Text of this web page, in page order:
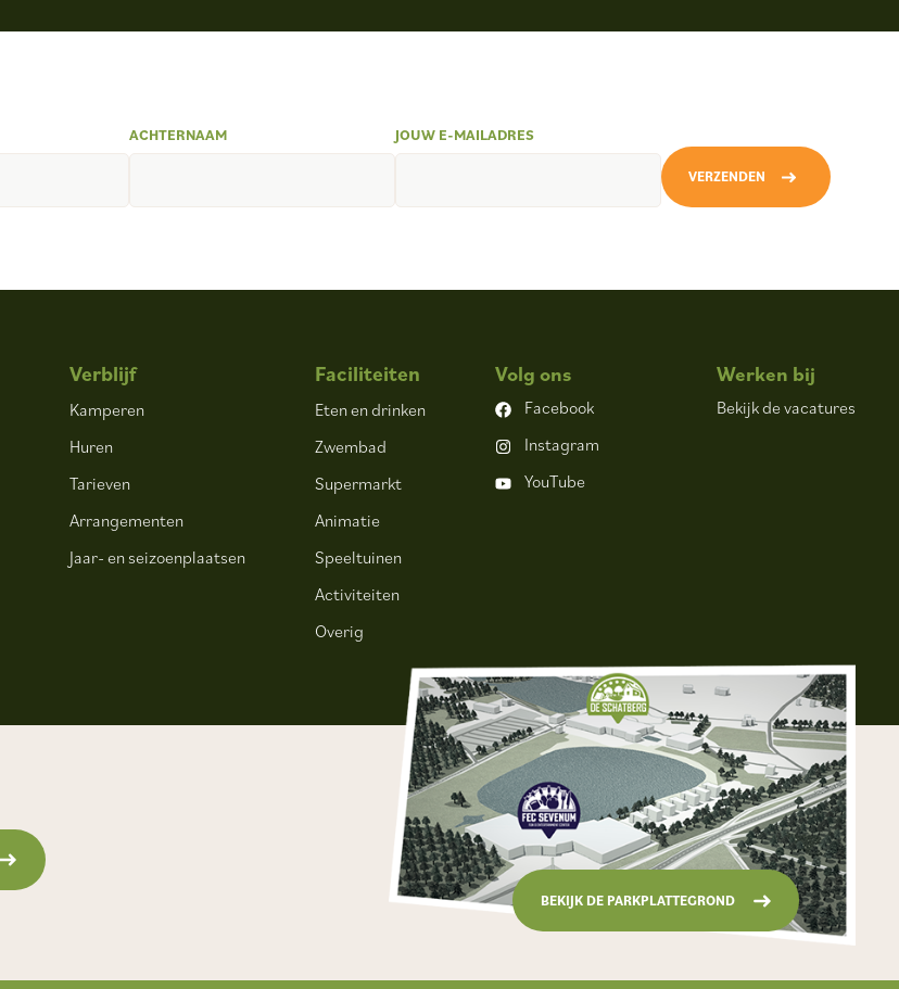
ACHTERNAAM JOUW E-MAILADRES
VERZENDEN
Verblijf
Kamperen
Huren
Tarieven
Arrangementen
Jaar- en seizoenplaatsen
Faciliteiten
Eten en drinken
Zwembad
Supermarkt
Animatie
Speeltuinen
Activiteiten
Overig
Volg ons
Facebook
Instagram
YouTube
Werken bij
Bekijk de vacatures
BEKIJK DE PARKPLATTEGROND